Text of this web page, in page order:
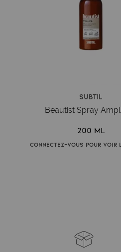
Subtil
Beautist Spray
200 ml
Connectez-vous pour